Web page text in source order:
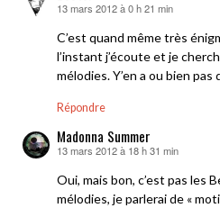
dit :
13 mars 2012 à 0 h 21 min
C’est quand même très
l’instant j’écoute et je
mélodies. Y’en a ou bien pas
Répondre
Madonna Summer
dit :
13 mars 2012 à 18 h 31 min
Oui, mais bon, c’est pas les
mélodies, je parlerai de «